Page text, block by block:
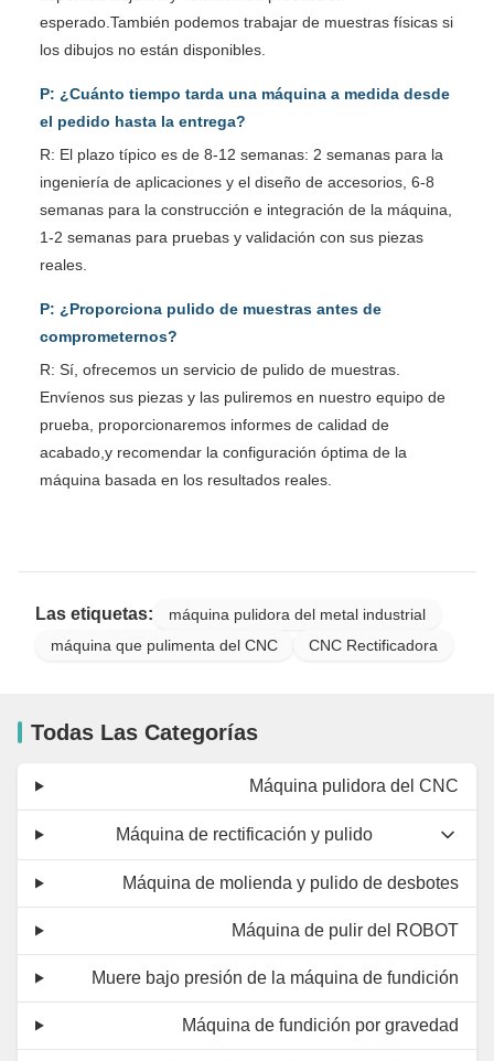
esperado.También podemos trabajar de muestras físicas si
los dibujos no están disponibles.
P: ¿Cuánto tiempo tarda una máquina a medida desde
el pedido hasta la entrega?
R: El plazo típico es de 8-12 semanas: 2 semanas para la
ingeniería de aplicaciones y el diseño de accesorios, 6-8
semanas para la construcción e integración de la máquina,
1-2 semanas para pruebas y validación con sus piezas
reales.
P: ¿Proporciona pulido de muestras antes de
comprometernos?
R: Sí, ofrecemos un servicio de pulido de muestras.
Envíenos sus piezas y las puliremos en nuestro equipo de
prueba, proporcionaremos informes de calidad de
acabado,y recomendar la configuración óptima de la
máquina basada en los resultados reales.
Las etiquetas:
máquina pulidora del metal industrial
máquina que pulimenta del CNC
CNC Rectificadora
Todas Las Categorías
Máquina pulidora del CNC
Máquina de rectificación y pulido
Máquina de molienda y pulido de desbotes
Máquina de pulir del ROBOT
Muere bajo presión de la máquina de fundición
Máquina de fundición por gravedad